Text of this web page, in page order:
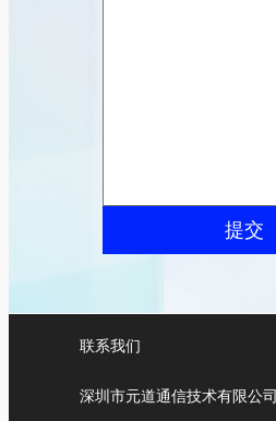
提交
联系我们
深圳市元道通信技术有限公司